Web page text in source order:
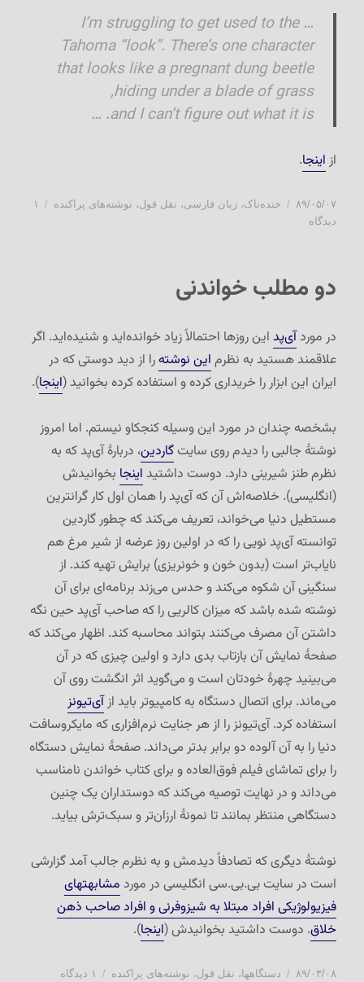
… I’m struggling to get used to the
Tahoma “look”. There’s one character
that looks like a pregnant dung beetle
hiding under a blade of grass,
and I can’t figure out what it is. …
از اینجا.
ارسال
شده
۸۹/۰۵/۰۷ دسته‌ها
خنده‌ناک،زبان فارسی، نقل قول، نوشته‌های پراکنده
۱
دیدگاه
دو مطلب خواندنی
در موردآی‌پد این روزها احتمالاً زیاد خوانده‌اید و شنیده‌اید. اگر
علاقمند هستید به نظرم این نوشتهرا از دید دوستی که در
ایران این ابزار را خریداری کرده و استفاده کرده بخوانید (اینجا).
بشخصه چندان در مورد این وسیله کنجکاو نیستم. اما امروز
نوشتهٔ جالبی را دیدم روی سایتگاردین، دربارهٔ آی‌پد که به
نظرم طنز شیرینی دارد. دوست داشتید اینجا بخوانیدش
(انگلیسی). خلاصه‌اش آن که آی‌پد را همان اول کار گرانترین
مستطیل دنیا می‌خواند، تعریف می‌کند که چطور گاردین
توانسته آی‌پد نویی را که در اولین روز عرضه از شیر مرغ هم
نایاب‌تر است (بدون خون و خونریزی) برایش تهیه کند. از
سنگینی آن شکوه می‌کند و حدس می‌زند برنامه‌ای برای آن
نوشته شده باشد که میزان کالریی را که صاحب آی‌پد حین نگه
داشتن آن مصرف می‌کنند بتواند محاسبه کند. اظهار می‌کند که
صفحهٔ نمایش آن بازتاب بدی دارد و اولین چیزی که در آن
می‌بینید چهرهٔ خودتان است و می‌گوید اثر انگشت روی آن
می‌ماند. برای اتصال دستگاه به کامپیوتر باید ازآی‌تیونز
استفاده کرد. آی‌تیونز را از هر جنایت نرم‌افزاری که مایکروسافت
دنیا را به آن آلوده دو برابر بدتر می‌داند. صفحهٔ نمایش دستگاه
را برای تماشای فیلم فوق‌العاده و برای کتاب خواندن نامناسب
می‌داند و در نهایت توصیه می‌کند که دوستداران یک چنین
دستگاهی منتظر بمانند تا نمونهٔ ارزان‌تر و سبک‌ترش بیاید.
نوشتهٔ دیگری که تصادفاً دیدمش و به نظرم جالب آمد گزارشی
است در سایت بی.بی.سی انگلیسی در مورد مشابهتهای
فیزیولوژیکی افراد مبتلا به شیزوفرنی و افراد صاحب ذهن
خلاق. دوست داشتید بخوانیدش (اینجا).
ارسال
۸۹/۰۳/۰۸ دسته‌ها
دستگاهها ، نقل قول، نوشته‌های پراکنده ۱ دیدگاه